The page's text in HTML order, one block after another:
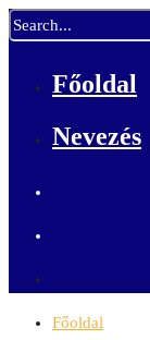
Főoldal
Nevezés
Főoldal